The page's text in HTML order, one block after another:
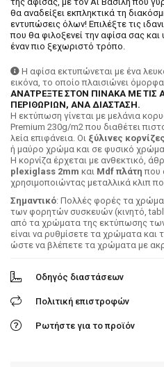
θα αναδείξει εκπληκτικά τη
εντυπώσεις όλων! Επιλέξτε τις
που θα φιλοξενεί την αφίσα σας
έναν πιο ξεχωριστό τρόπο.
Η αφίσα εκτυπώνεται με ένα
εικόνα, το οποίο πλαισιώνει
ΑΝΑΤΡΕΞΤΕ ΣΤΟΝ ΠΙΝΑΚΑ ΜΕ ΤΙΣ
ΠΕΡΙΘΩΡΙΩΝ, ΑΝΑ ΔΙΑΣΤΑΣΗ.
H εκτύπωση γίνεται με μελάνια
Premium 230g/m2 που διαθέτει
λεία επιφάνεια. Οι ξύλινες κορνίζες
ή μαύρο χρώμα και σε φυσικό
Η κορνίζα έρχεται με ανθεκτικό,
plexiglass 2mm και Mdf πλάτη που
χρησιμοποιώντας μεταλλικά κλιπ
Σημαντικό: Πολλές φορές τα
των φορητών συσκευών (κινητό,
από τα χρώματα της εκτύπωσης
είναι να ρυθμίσετε τα χρώματα
ώστε να βλέπετε τα χρώματα με
Οδηγός διαστάσεων
Πολιτική επιστροφών
Ρωτήστε για το προϊόν